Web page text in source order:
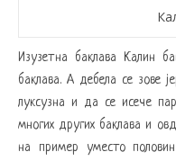
Изузетна баклава Калин
баклава. А дебела се зове
луксузна и да се исече
многих других баклава и
на пример уместо